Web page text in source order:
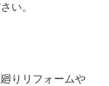
い。
りリフォームや